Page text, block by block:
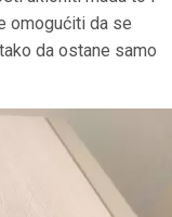
omogućiti da se
da ostane samo